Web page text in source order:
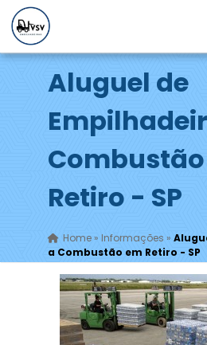
Aluguel de
Retiro - SP
Home» Informações »
a Combustão em Retiro - SP